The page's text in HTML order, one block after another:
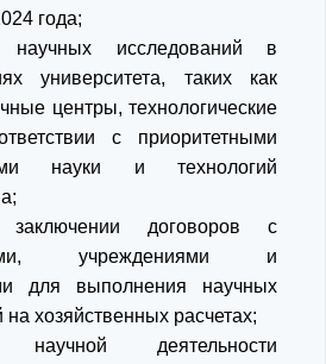
года;
научных исследований в
университета, таких как
центры, технологические
с приоритетными
науки и технологий
договоров с
учреждениями и
для выполнения научных
на хозяйственных расчетах;
научной деятельности